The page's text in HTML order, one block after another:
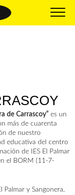
prácticas
de Carrascoy” es un
más de cuarenta
de nuestro
educativa del centro
de IES El Palmar
el BORM (11-7-
Palmar y Sangonera,